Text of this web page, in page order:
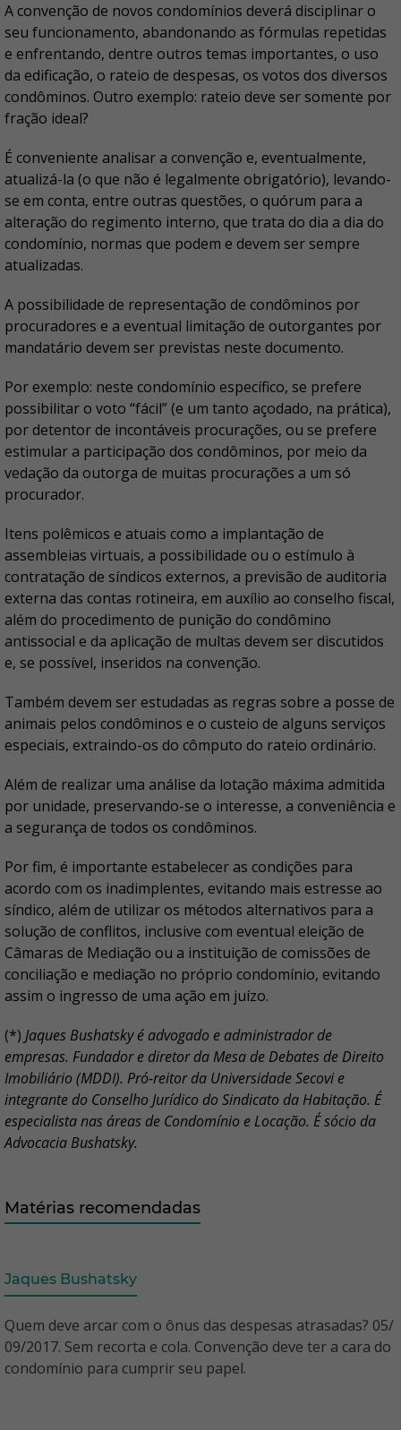
A convenção de novos condomínios deverá disciplinar o
seu funcionamento, abandonando as fórmulas repetidas
e enfrentando, dentre outros temas importantes, o uso
da edificação, o rateio de despesas, os votos dos diversos
condôminos. Outro exemplo: rateio deve ser somente por
fração ideal?
É conveniente analisar a convenção e, eventualmente,
atualizá-la (o que não é legalmente obrigatório), levando-
se em conta, entre outras questões, o quórum para a
alteração do regimento interno, que trata do dia a dia do
condomínio, normas que podem e devem ser sempre
atualizadas.
A possibilidade de representação de condôminos por
procuradores e a eventual limitação de outorgantes por
mandatário devem ser previstas neste documento.
Por exemplo: neste condomínio específico, se prefere
possibilitar o voto “fácil” (e um tanto açodado, na prática),
por detentor de incontáveis procurações, ou se prefere
estimular a participação dos condôminos, por meio da
vedação da outorga de muitas procurações a um só
procurador.
Itens polêmicos e atuais como a implantação de
assembleias virtuais, a possibilidade ou o estímulo à
contratação de síndicos externos, a previsão de auditoria
externa das contas rotineira, em auxílio ao conselho fiscal,
além do procedimento de punição do condômino
antissocial e da aplicação de multas devem ser discutidos
e, se possível, inseridos na convenção.
Também devem ser estudadas as regras sobre a posse de
animais pelos condôminos e o custeio de alguns serviços
especiais, extraindo-os do cômputo do rateio ordinário.
Além de realizar uma análise da lotação máxima admitida
por unidade, preservando-se o interesse, a conveniência e
a segurança de todos os condôminos.
Por fim, é importante estabelecer as condições para
acordo com os inadimplentes, evitando mais estresse ao
síndico, além de utilizar os métodos alternativos para a
solução de conflitos, inclusive com eventual eleição de
Câmaras de Mediação ou a instituição de comissões de
conciliação e mediação no próprio condomínio, evitando
assim o ingresso de uma ação em juízo.
(*) Jaques Bushatsky é advogado e administrador de
empresas. Fundador e diretor da Mesa de Debates de Direito
Imobiliário (MDDI). Pró-reitor da Universidade Secovi e
integrante do Conselho Jurídico do Sindicato da Habitação. É
especialista nas áreas de Condomínio e Locação. É sócio da
Advocacia Bushatsky.
Matérias recomendadas
Jaques Bushatsky
Quem deve arcar com o ônus das despesas atrasadas? 05/
09/2017. Sem recorta e cola. Convenção deve ter a cara do
condomínio para cumprir seu papel.